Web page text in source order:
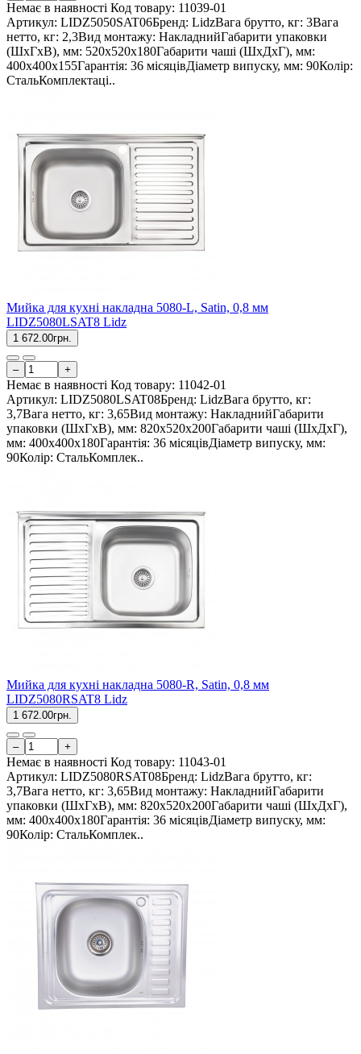
Немає в наявності Код товару: 11039-01
Артикул: LIDZ5050SAT06Бренд: LidzВага брутто, кг: 3Вага
нетто, кг: 2,3Вид монтажу: НакладнийГабарити упаковки
(ШхГхВ), мм: 520х520х180Габарити чаші (ШхДхГ), мм:
400х400х155Гарантія: 36 місяцівДіаметр випуску, мм: 90Колір:
СтальКомплектаці..
Мийка для кухні накладна 5080-L, Satin, 0,8 мм
LIDZ5080LSAT8 Lidz
1 672.00грн.
– +
Немає в наявності Код товару: 11042-01
Артикул: LIDZ5080LSAT08Бренд: LidzВага брутто, кг:
3,7Вага нетто, кг: 3,65Вид монтажу: НакладнийГабарити
упаковки (ШхГхВ), мм: 820х520х200Габарити чаші (ШхДхГ),
мм: 400х400х180Гарантія: 36 місяцівДіаметр випуску, мм:
90Колір: СтальКомплек..
Мийка для кухні накладна 5080-R, Satin, 0,8 мм
LIDZ5080RSAT8 Lidz
1 672.00грн.
– +
Немає в наявності Код товару: 11043-01
Артикул: LIDZ5080RSAT08Бренд: LidzВага брутто, кг:
3,7Вага нетто, кг: 3,65Вид монтажу: НакладнийГабарити
упаковки (ШхГхВ), мм: 820х520х200Габарити чаші (ШхДхГ),
мм: 400х400х180Гарантія: 36 місяцівДіаметр випуску, мм:
90Колір: СтальКомплек..